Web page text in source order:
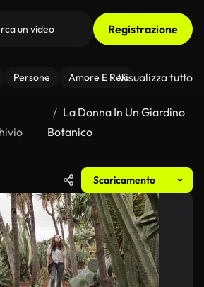
Registrazione
Persone Amore E Relazioni Il
Visualizza tutto
La Donna In Un Giardino
Botanico
Scaricamento